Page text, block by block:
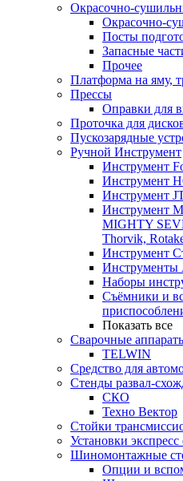
Окрасочно-
Окрасочно-
Посты
Запасные
Прочее
Платформа на яму,
Прессы
Оправки для
Проточка для
Пускозарядные
Ручной Инструмент
Инструмент
Инструмент
Инструмент
Инструмент
MIGHTY
Thorvik,
Инструмент
Инструменты
Наборы
Съёмники и
Показать все
Сварочные
TELWIN
Средство для
Стенды развал-
СКО
Техно Вектор
Стойки
Установки экспресс
Шиномонтажные
Опции и